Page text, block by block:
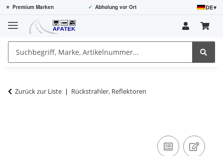
⭐ Premium Marken ✓ Abholung vor Ort DE▾
Zurück zur Liste Rückstrahler, Reflektoren